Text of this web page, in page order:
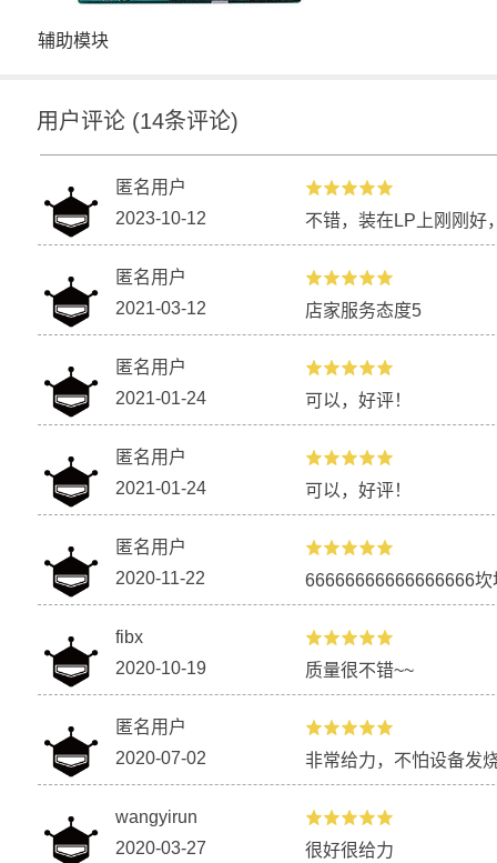
辅助模块
用户评论 (14条评论)
匿名用户
2023-10-12
不错，装在LP上刚刚好
匿名用户
2021-03-12
店家服务态度5
匿名用户
2021-01-24
可以，好评！
匿名用户
2021-01-24
可以，好评！
匿名用户
2020-11-22
66666666666666666坎
fibx
2020-10-19
质量很不错~~
匿名用户
2020-07-02
非常给力，不怕设备发
wangyirun
2020-03-27
很好很给力